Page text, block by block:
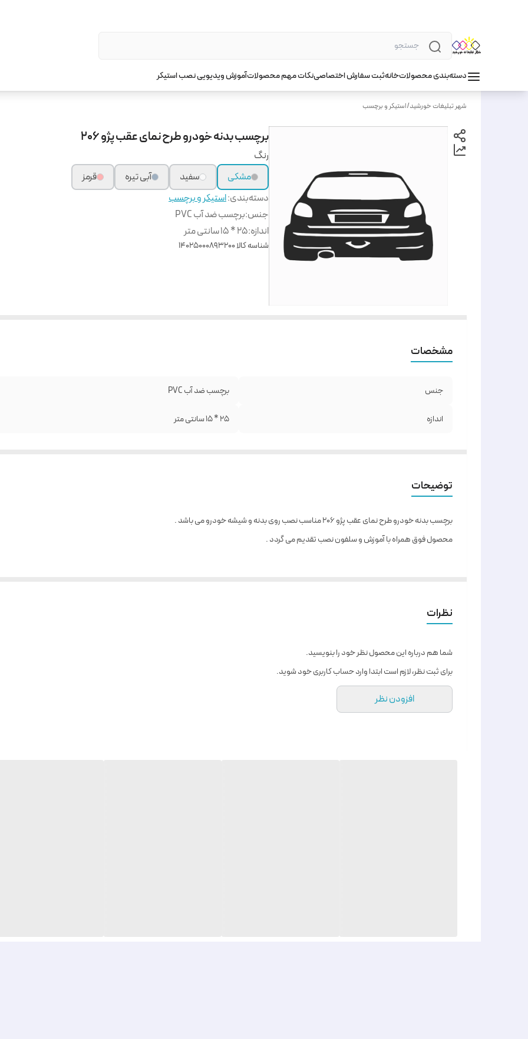
دسته‌بندی محصولاتخانهثبت سفارش اختصاصینکات مهم محصولاتآموزش ویدیویی نصب استیکر
شهر تبلیغات خورشید/استیکر و برچسب
برچسب بدنه خودرو طرح نمای عقب پژو 206
رنگ
مشکی
سفید آبی تیره
قرمز
دسته‌بندی:استیکر و برچسب
جنس:برچسب ضد آب PVC
اندازه:25 * 15 سانتی متر
شناسه کالا14025000893200
مشخصات
جنس برچسب ضد آب PVC
اندازه 25 * 15 سانتی متر
توضیحات
برچسب بدنه خودرو طرح نمای عقب پژو 206 مناسب نصب روی بدنه و شیشه خودرو می باشد .
محصول فوق همراه با آموزش و سلفون نصب تقدیم می گردد .
نظرات
شما هم درباره این محصول نظر خود را بنویسید.
برای ثبت نظر، لازم است ابتدا وارد حساب کاربری خود شوید.
افزودن نظر